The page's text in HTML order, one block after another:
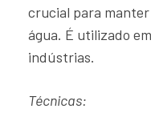
crucial para
água. É utilizado
indústrias.
Técnicas: